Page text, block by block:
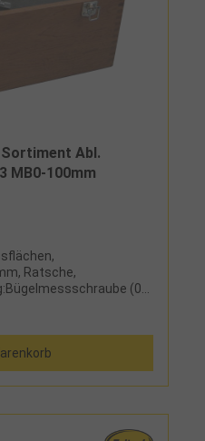
Abl.
MB0-100mm
Ratsche,
(0-